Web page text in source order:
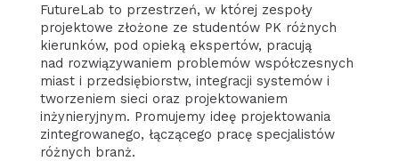
FutureLab to przestrzeń, w której zespoły
projektowe złożone ze studentów PK różnych
kierunków, pod opieką ekspertów, pracują
nad rozwiązywaniem problemów współczesnych
miast i przedsiębiorstw, integracji systemów i
tworzeniem sieci oraz projektowaniem
inżynieryjnym. Promujemy ideę projektowania
zintegrowanego, łączącego pracę specjalistów
różnych branż.